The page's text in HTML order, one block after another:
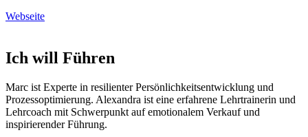
Webseite
Ich will Führen
Marc ist Experte in resilienter Persönlichkeitsentwicklung und
Prozessoptimierung. Alexandra ist eine erfahrene Lehrtrainerin und
Lehrcoach mit Schwerpunkt auf emotionalem Verkauf und
inspirierender Führung.